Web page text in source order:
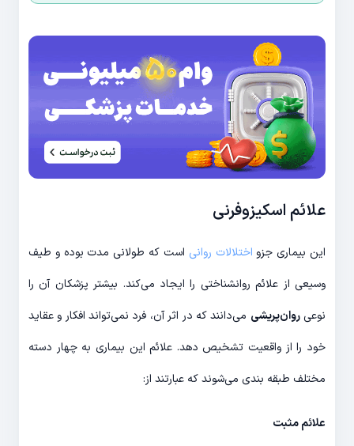
علائم اسکیزوفرنی
این بیماری جزو اختلالات روانی است که طولانی مدت بوده و طیف
وسیعی از علائم روانشناختی را ایجاد می‌کند. بیشتر پزشکان آن را
نوعیروان‌پریشی می‌دانند که در اثر آن، فرد نمی‌تواند افکار و عقاید
خود را از واقعیت تشخیص دهد. علائم این بیماری به چهار دسته
مختلف طبقه بندی می‌شوند که عبارتند از:
علائم مثبت